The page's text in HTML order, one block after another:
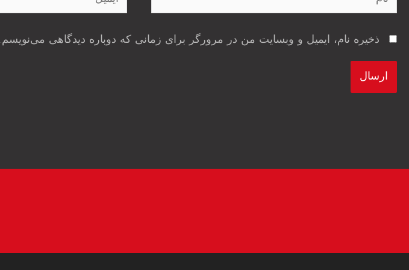
ذخیره نام، ایمیل و وبسایت من در مرورگر برای زمانی که دوباره دیدگاهی می‌نویسم.